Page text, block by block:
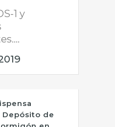
1 y
Depósito de